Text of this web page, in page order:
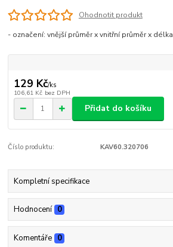
Ohodnotit produkt
- označení: vnější průměr x vnitřní průměr x délka
129 Kč/ks
106,61 Kč bez DPH
Přidat do košíku
Číslo produktu: KAV60.320706
Kompletní specifikace
Hodnocení 0
Komentáře 0